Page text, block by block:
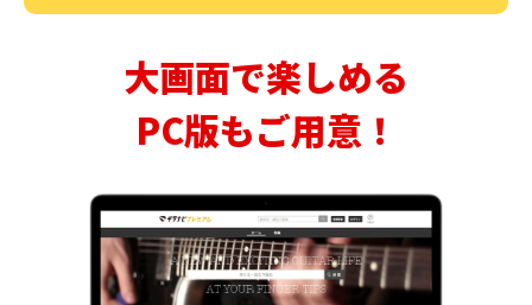
大画面で楽しめる
PC版もご用意！